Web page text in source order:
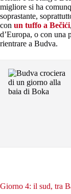
migliore si ha
soprastante,
con un tuffo a Bečići
d’Europa, o con una
rientrare a Budva.
Giorno 4: il sud, tra